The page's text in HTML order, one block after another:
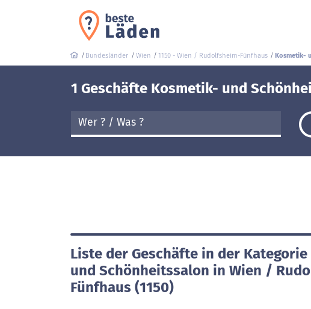
Bundesländer Wien 1150 - Wien / Rudolfsheim-Fünfhaus Kosmetik-
1 Geschäfte Kosmetik- und
Liste der Geschäfte in der
und Schönheitssalon in Wien /
Fünfhaus (1150)